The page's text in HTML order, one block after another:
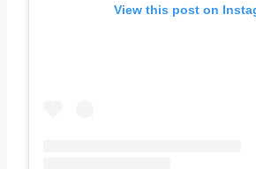
View this post on